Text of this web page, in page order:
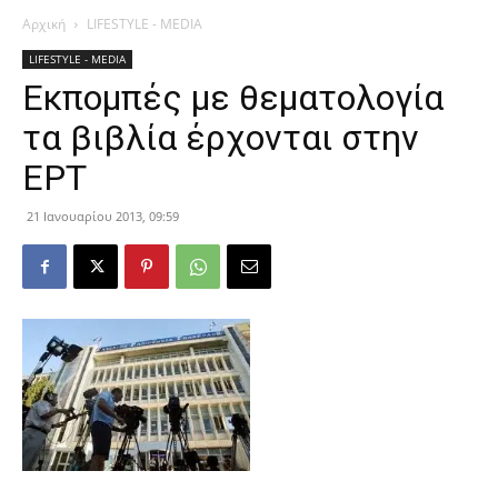
Αρχική LIFESTYLE - MEDIA
LIFESTYLE - MEDIA
Εκπομπές με θεματολογία
τα βιβλία έρχονται στην
ΕΡΤ
21 Ιανουαρίου 2013, 09:59